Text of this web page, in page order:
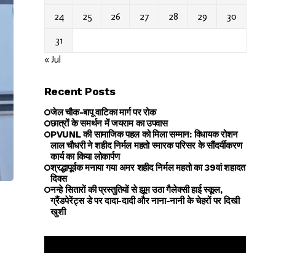
24 25 26 27 28 29 30
31
« Jul
Recent Posts
जेल चौक-बापू वाटिका मार्ग पर रोक
छात्रों के समर्थन में जयराम का उपवास
PVUNL की सामाजिक पहल को मिला सम्मान: विधायक रोशन
लाल चौधरी ने शहीद निर्मल महतो स्मारक परिसर के सौंदर्यीकरण
कार्य का किया लोकार्पण
श्रद्धापूर्वक मनाया गया अमर शहीद निर्मल महतो का 39वां शहादत
दिवस
नन्हे सितारों की प्रस्तुतियों से झूम उठा गैलेक्सी हाई स्कूल,
ग्रैंडपेरेंट्स डे पर दादा-दादी और नाना-नानी के चेहरों पर दिखी
खुशी